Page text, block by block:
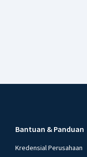
Bantuan & Panduan
Kredensial Perusahaan